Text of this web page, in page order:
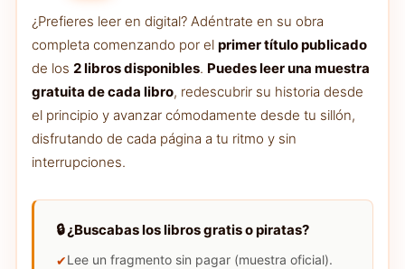
¿Prefieres leer en digital? Adéntrate en su obra
completa comenzando por el primer título publicado
de los 2 libros disponibles. Puedes leer una muestra
gratuita de cada libro, redescubrir su historia desde
el principio y avanzar cómodamente desde tu sillón,
disfrutando de cada página a tu ritmo y sin
interrupciones.
🔒 ¿Buscabas los libros gratis o piratas?
Lee un fragmento sin pagar (muestra oficial).